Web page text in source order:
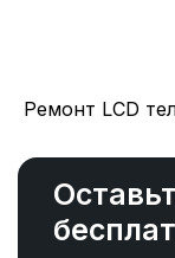
Ремонт LCD